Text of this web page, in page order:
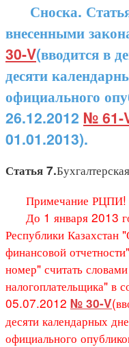
Сноска.
внесенными
30-V(вводится в
десяти
официального
26.12.2012 № 61-
01.01.2013).
Статья 7.
Примечание РЦПИ!
До 1 января 2013
Республики Казахстан
финансовой
номер" считать
налогоплательщика" в
05.07.2012 № 30-V
десяти календарных
официального